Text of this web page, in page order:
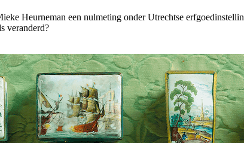
Heurneman een nulmeting onder Utrechtse
veranderd?